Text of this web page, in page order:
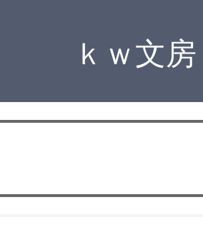
ｋｗ文房